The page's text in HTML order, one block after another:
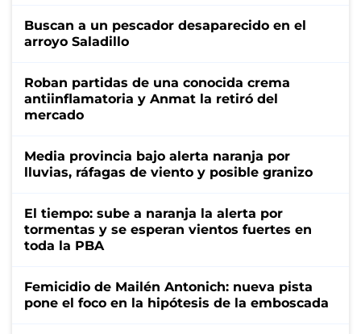
Buscan a un pescador desaparecido en el
arroyo Saladillo
Roban partidas de una conocida crema
antiinflamatoria y Anmat la retiró del
mercado
Media provincia bajo alerta naranja por
lluvias, ráfagas de viento y posible granizo
El tiempo: sube a naranja la alerta por
tormentas y se esperan vientos fuertes en
toda la PBA
Femicidio de Mailén Antonich: nueva pista
pone el foco en la hipótesis de la emboscada